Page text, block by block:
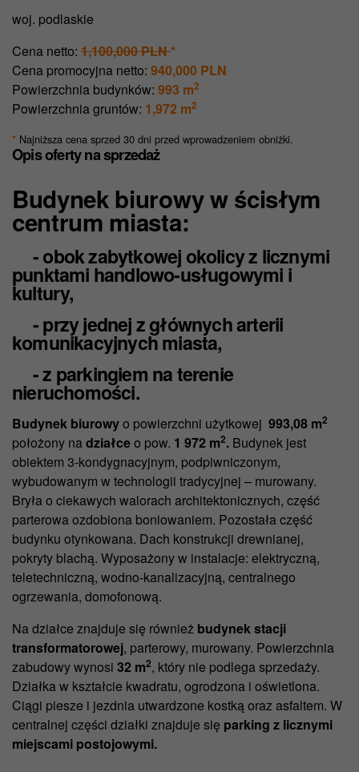
woj. podlaskie
Cena netto: 1,100,000 PLN*
Cena promocyjna netto: 940,000 PLN
Powierzchnia budynków: 993 m2
Powierzchnia gruntów: 1,972 m2
* Najniższa cena sprzed 30 dni przed wprowadzeniem obniżki.
Opis ofertyna sprzedaż
Budynek biurowy w ścisłym
centrum miasta:
- obok zabytkowej okolicy z licznymi
punktami handlowo‑usługowymi i
kultury,
- przy jednej z głównych arterii
komunikacyjnych miasta,
- z parkingiem na terenie
nieruchomości.
Budynek biurowyo powierzchni użytkowej 993,08 m2
położony nadziałceo pow. 1 972 m2. Budynek jest
obiektem 3-kondygnacyjnym, podpiwniczonym,
wybudowanym w technologii tradycyjnej – murowany.
Bryła o ciekawych walorach architektonicznych, część
parterowa ozdobiona boniowaniem. Pozostała część
budynku otynkowana. Dach konstrukcji drewnianej,
pokryty blachą. Wyposażony w instalacje: elektryczną,
teletechniczną, wodno-kanalizacyjną, centralnego
ogrzewania, domofonową.
Na działce znajduje się również budynek stacji
transformatorowej, parterowy, murowany. Powierzchnia
zabudowy wynosi 32 m2, który nie podlega sprzedaży.
Działka w kształcie kwadratu, ogrodzona i oświetlona.
Ciągi piesze i jezdnia utwardzone kostką oraz asfaltem. W
centralnej części działki znajduje się parking z licznymi
miejscami postojowymi.